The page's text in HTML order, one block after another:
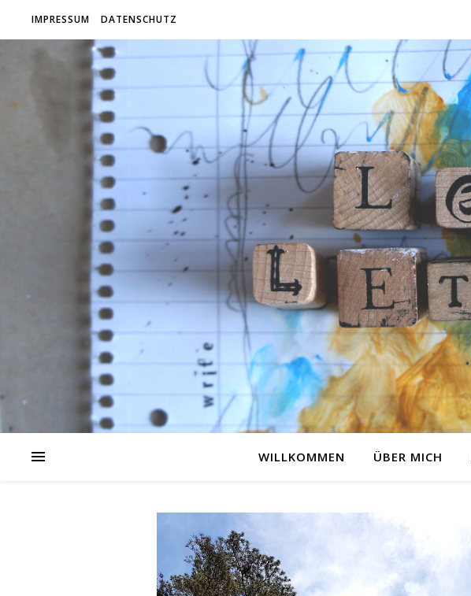
IMPRESSUM DATENSCHUTZ
WILLKOMMEN ÜBER MICH